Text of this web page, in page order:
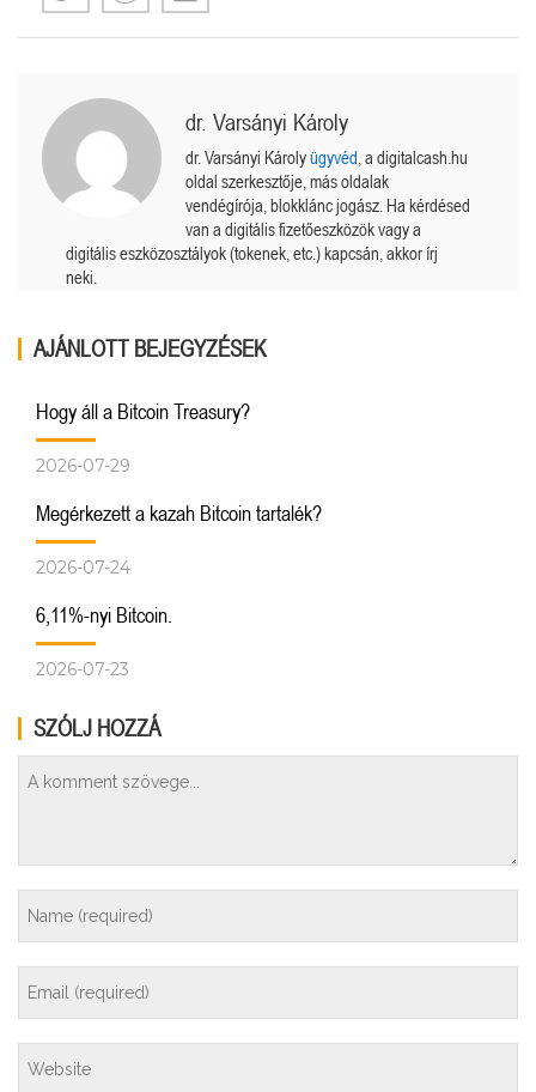
dr. Varsányi Károly
dr. Varsányi Károlyügyvéd , a digitalcash.hu
oldal szerkesztője, más oldalak
vendégírója, blokklánc jogász. Ha kérdésed
van a digitális fizetőeszközök vagy a
digitális eszközosztályok (tokenek, etc.) kapcsán, akkor írj
neki.
AJÁNLOTT BEJEGYZÉSEK
Hogy áll a Bitcoin Treasury?
2026-07-29
Megérkezett a kazah Bitcoin tartalék?
2026-07-24
6,11%-nyi Bitcoin.
2026-07-23
SZÓLJ HOZZÁ